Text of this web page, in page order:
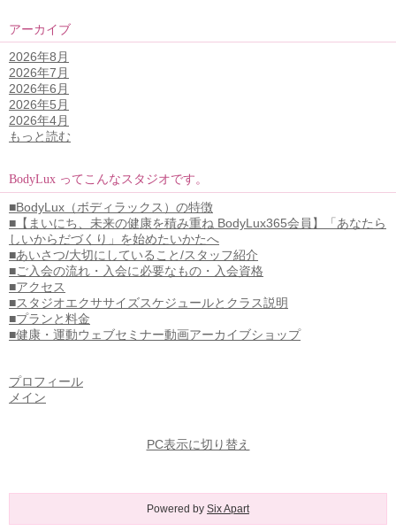
アーカイブ
2026年8月
2026年7月
2026年6月
2026年5月
2026年4月
もっと読む
BodyLux ってこんなスタジオです。
■BodyLux（ボディラックス）の特徴
■【まいにち、未来の健康を積み重ね BodyLux365会員】「あなたら
しいからだづくり」を始めたいかたへ
■あいさつ/大切にしていること/スタッフ紹介
■ご入会の流れ・入会に必要なもの・入会資格
■アクセス
■スタジオエクササイズスケジュールとクラス説明
■プランと料金
■健康・運動ウェブセミナー動画アーカイブショップ
プロフィール
メイン
PC表示に切り替え
Powered by Six Apart